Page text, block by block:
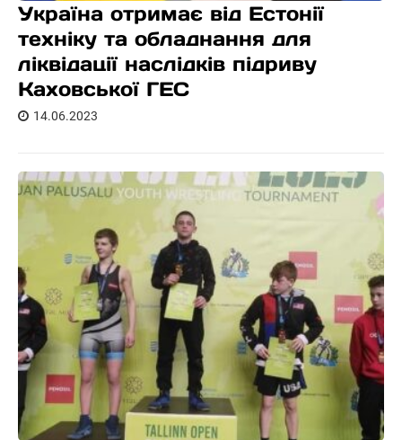
Україна отримає від Естонії
техніку та обладнання для
ліквідації наслідків підриву
Каховської ГЕС
14.06.2023